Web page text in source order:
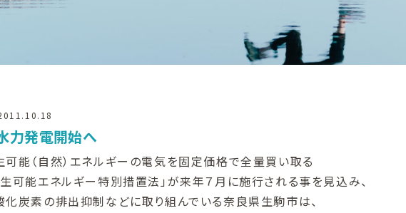
力発電開始へ
可能（自然）エネルギーの電気を固定価格で全量買い取る
生可能エネルギー特別措置法」が来年７月に施行される事を見込み、
化炭素の排出抑制などに取り組んでいる奈良県生駒市は、